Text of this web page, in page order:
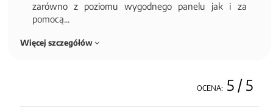
zarówno z poziomu wygodnego panelu jak i za
pomocą...
Więcej szczegółów
OCENA: 5/ 5